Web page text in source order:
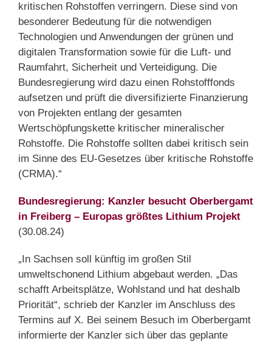
kritischen Rohstoffen verringern. Diese sind von
besonderer Bedeutung für die notwendigen
Technologien und Anwendungen der grünen und
digitalen Transformation sowie für die Luft- und
Raumfahrt, Sicherheit und Verteidigung. Die
Bundesregierung wird dazu einen Rohstofffonds
aufsetzen und prüft die diversifizierte Finanzierung
von Projekten entlang der gesamten
Wertschöpfungskette kritischer mineralischer
Rohstoffe. Die Rohstoffe sollten dabei kritisch sein
im Sinne des EU-Gesetzes über kritische Rohstoffe
(CRMA).“
Bundesregierung: Kanzler besucht Oberbergamt
in Freiberg – Europas größtes Lithium Projekt
(30.08.24)
„In Sachsen soll künftig im großen Stil
umweltschonend Lithium abgebaut werden. „Das
schafft Arbeitsplätze, Wohlstand und hat deshalb
Priorität“, schrieb der Kanzler im Anschluss des
Termins auf X. Bei seinem Besuch im Oberbergamt
informierte der Kanzler sich über das geplante